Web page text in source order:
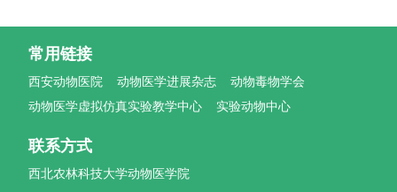
常用链接
西安动物医院 动物医学进展杂志
动物毒物学会
动物医学虚拟仿真实验教学中心
实验动物中心
联系方式
西北农林科技大学动物医学院